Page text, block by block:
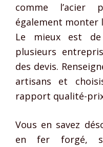
comme l’acier
également monter
Le mieux est
plusieurs
des devis.
artisans et
rapport qualité-
Vous en savez
en fer forgé,